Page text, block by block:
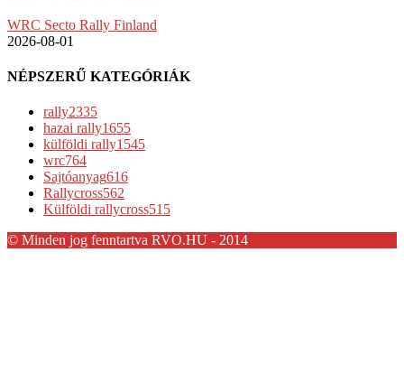
WRC Secto Rally Finland
2026-08-01
NÉPSZERŰ KATEGÓRIÁK
rally2335
hazai rally1655
külföldi rally1545
wrc764
Sajtóanyag616
Rallycross562
Külföldi rallycross515
© Minden jog fenntartva RVO.HU - 2014